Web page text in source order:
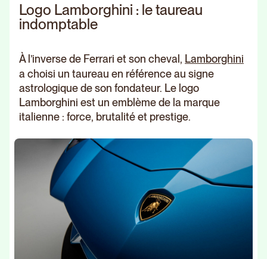
Logo Lamborghini : le taureau
indomptable
À l’inverse de Ferrari et son cheval, Lamborghini
a choisi un taureau en référence au signe
astrologique de son fondateur. Le logo
Lamborghini est un emblème de la marque
italienne : force, brutalité et prestige.